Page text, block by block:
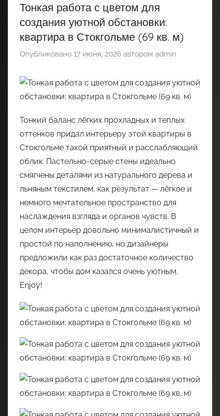
Тонкая работа с цветом для
создания уютной обстановки:
квартира в Стокгольме (69 кв. м)
Опубликовано 17 июня, 2026 автором admin
Тонкий баланс лёгких прохладных и теплых
оттенков придал интерьеру этой квартиры в
Стокгольме такой приятный и расслабляющий
облик. Пастельно-серые стены идеально
смягчены деталями из натурального дерева и
льняным текстилем, как результат — лёгкое и
немного мечтательное пространство для
наслаждения взгляда и органов чувств. В
целом интерьер довольно минималистичный и
простой по наполнению, но дизайнеры
предложили как раз достаточное количество
декора, чтобы дом казался очень уютным.
Enjoy!